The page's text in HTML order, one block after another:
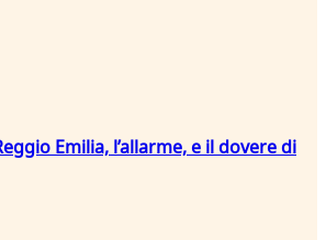
Emilia, l’allarme, e il dovere di